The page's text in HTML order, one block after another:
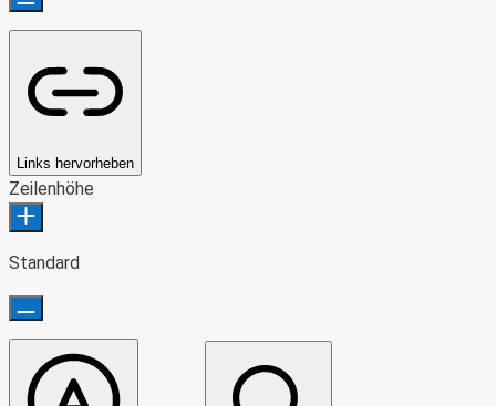
Links hervorheben
Zeilenhöhe
Standard